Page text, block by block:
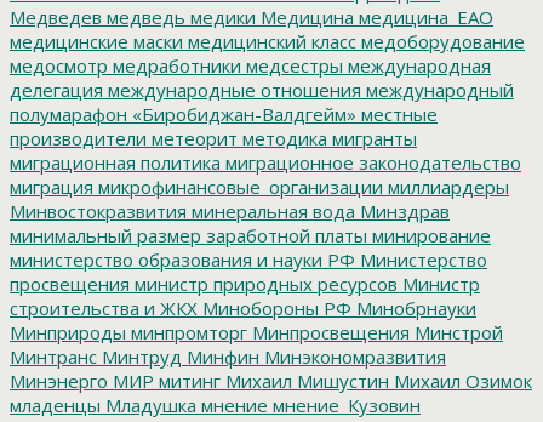
Медведев медведь медики Медицина медицина_ЕАО
медицинские маски медицинский класс медоборудование
медосмотр медработники медсестры международная
делегация международные отношения международный
полумарафон «Биробиджан-Валдгейм» местные
производители метеорит методика мигранты
миграционная политика миграционное законодательство
миграция микрофинансовые_организации миллиардеры
Минвостокразвития минеральная вода Минздрав
минимальный размер заработной платы минирование
министерство образования и науки РФ Министерство
просвещения министр природных ресурсов Министр
строительства и ЖКХ Минобороны РФ Минобрнауки
Минприроды минпромторг Минпросвещения Минстрой
Минтранс Минтруд Минфин Минэкономразвития
Минэнерго МИР митинг Михаил Мишустин Михаил Озимок
младенцы Младушка мнение мнение_Кузовин